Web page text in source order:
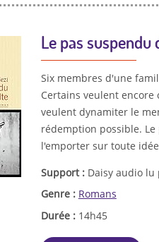
Le pas
Six membres d'une
Certains veulent
veulent dynamiter le
rédemption possible.
l'emporter sur toute
Support : Daisy audio lu
Genre : Romans
Durée : 14h45